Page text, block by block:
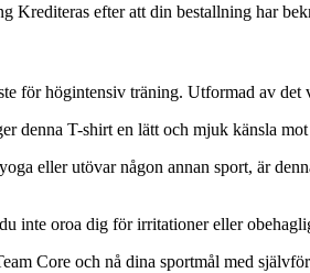
Krediteras efter att din bestallning har
för högintensiv träning. Utformad av
denna T-shirt en lätt och mjuk känsla
eller utövar någon annan sport, är
inte oroa dig för irritationer eller
Core och nå dina sportmål med